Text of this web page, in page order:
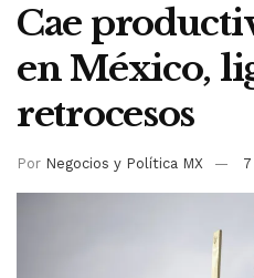
Cae
en México,
retrocesos
Por Negocios y Política MX